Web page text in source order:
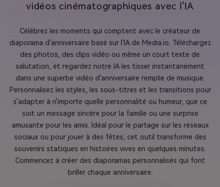
vidéos cinématographiques avec l'IA
Célébrez les moments qui comptent avec le créateur de
diaporama d'anniversaire basé sur l'IA de Media.io. Téléchargez
des photos, des clips vidéo ou même un court texte de
salutation, et regardez notre IA les tisser instantanément
dans une superbe vidéo d'anniversaire remplie de musique.
Personnalisez les styles, les sous-titres et les transitions pour
s'adapter à n'importe quelle personnalité ou humeur, que ce
soit un message sincère pour la famille ou une surprise
amusante pour les amis. Idéal pour le partage sur les réseaux
sociaux ou pour jouer à des fêtes, cet outil transforme des
souvenirs statiques en histoires vives en quelques minutes.
Commencez à créer des diaporamas personnalisés qui font
briller chaque anniversaire.